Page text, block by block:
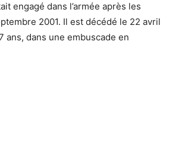
engagé dans l’armée après les
2001. Il est décédé le 22 avril
ans, dans une embuscade en